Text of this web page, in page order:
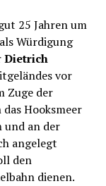
25 Jahren um
Würdigung
Dietrich
vor
Zuge der
Hooksmeer
und an der
angelegt
den
dienen.